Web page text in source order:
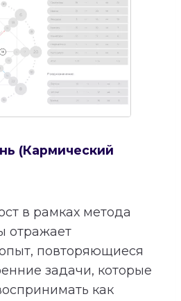
(Кармический
в рамках метода
отражает
повторяющиеся
задачи, которые
как